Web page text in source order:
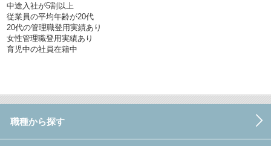
中途入社が5割以上
従業員の平均年齢が20代
20代の管理職登用実績あり
女性管理職登用実績あり
育児中の社員在籍中
職種から探す